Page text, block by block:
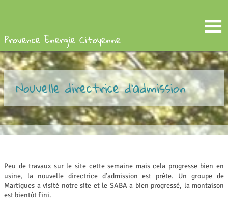
Provence Energie Citoyenne
Nouvelle directrice d’admission
Peu de travaux sur le site cette semaine mais cela progresse bien en
usine, la nouvelle directrice d’admission est prête. Un groupe de
Martigues a visité notre site et le SABA a bien progressé, la montaison
est bientôt fini.